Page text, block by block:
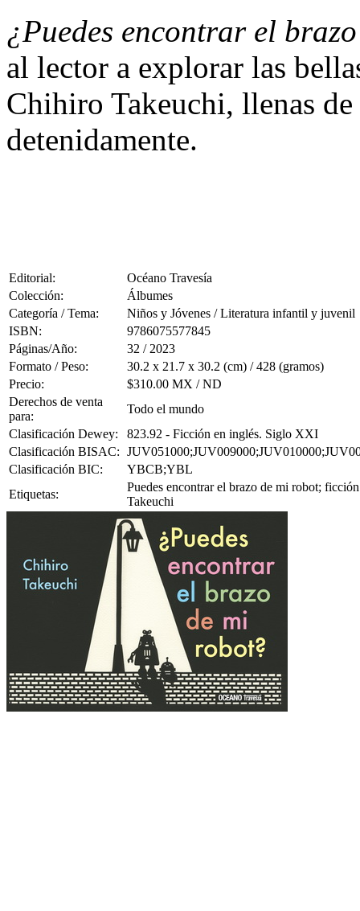
¿Puedes encontrar el
al lector a explorar las
Chihiro Takeuchi, llenas
detenidamente.
Editorial:
Océano Travesía
Colección:
Álbumes
Categoría / Tema:
Niños y Jóvenes / Literatura infantil y juvenil
ISBN:
9786075577845
Páginas/Año:
32 / 2023
Formato / Peso:
30.2 x 21.7 x 30.2 (cm) / 428 (gramos)
Precio:
$310.00 MX / ND
Derechos de venta
para:
Todo el mundo
Clasificación Dewey:
823.92 - Ficción en inglés. Siglo XXI
Clasificación BISAC:
Clasificación BIC:
YBCB;YBL
Etiquetas:
Puedes encontrar el brazo de mi robot;
Takeuchi